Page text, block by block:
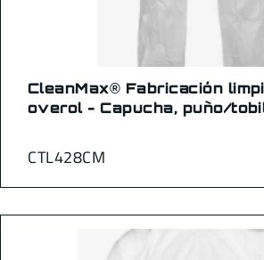
CTL428CM
CleanMax® Fabricación
overol - Capucha, puño/